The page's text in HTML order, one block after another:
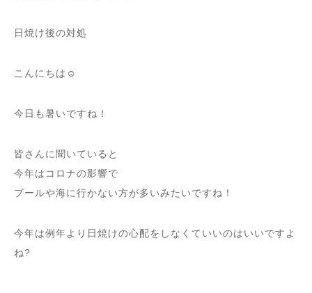
日焼け後の対処
こんにちは☺️
今日も暑いですね！
皆さんに聞いていると
今年はコロナの影響で
プールや海に行かない方が多いみたいですね！
今年は例年より日焼けの心配をしなくていいのはいいですよ
ね?